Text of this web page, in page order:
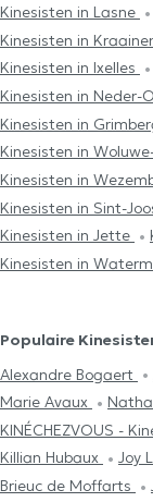
Kinesisten in Lasne
Kinesisten in
Kinesisten in Ixelles
Kinesisten in Neder-
Kinesisten in
Kinesisten in
Kinesisten in
Kinesisten in Sint-
Kinesisten in Jette
Kinesisten in
Populaire
Alexandre Bogaert
Marie Avaux
KINÉCHEZVOUS -
Killian Hubaux
Joy
Brieuc de Moffarts